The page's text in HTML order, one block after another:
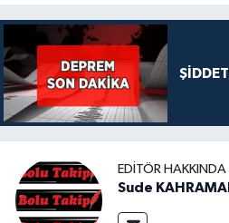
EDITÖR HAKKINDA
Sude